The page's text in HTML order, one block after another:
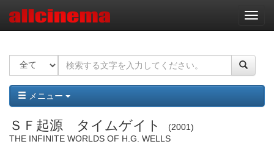
ナ
ビ
ー
ョ
ン
メニュー
ＳＦ起源 タイムゲイト
2001
THE INFINITE WORLDS OF H.G. WELLS